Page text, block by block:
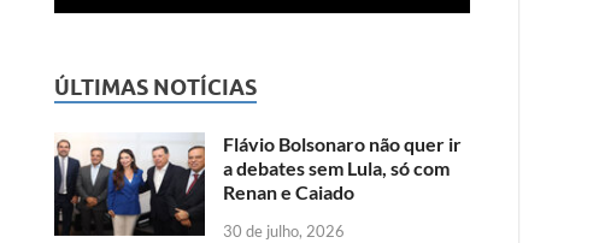
ÚLTIMAS NOTÍCIAS
Flávio Bolsonaro não quer ir
a debates sem Lula, só com
Renan e Caiado
30 de julho, 2026